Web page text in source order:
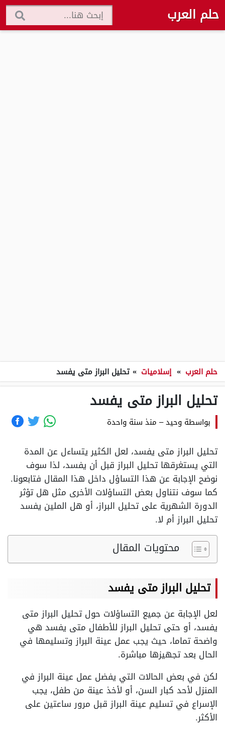
حلم العرب
حلم العرب » إسلاميات » تحليل البراز متى يفسد
تحليل البراز متى يفسد
بواسطة وحيد– منذ سنة واحدة
تحليل البراز متى يفسد، لعل الكثير يتساءل عن المدة
التي يستغرقها تحليل البراز قبل أن يفسد، لذا سوف
نوضح الإجابة عن هذا التساؤل داخل هذا المقال فتابعونا.
كما سوف نتناول بعض التساؤلات الأخرى مثل هل تؤثر
الدورة الشهرية على تحليل البراز، أو هل الملين يفسد
تحليل البراز أم لا.
محتويات المقال
تحليل البراز متى يفسد
لعل الإجابة عن جميع التساؤلات حول تحليل البراز متى
يفسد، أو حتى تحليل البراز للأطفال متى يفسد هي
واضحة تماما، حيث يجب عمل عينة البراز وتسليمها في
الحال بعد تجهيزها مباشرة.
لكن في بعض الحالات التي يفضل عمل عينة البراز في
المنزل لأحد كبار السن، أو لأخذ عينة من طفل، يجب
الإسراع في تسليم عينة البراز قبل مرور ساعتين على
الأكثر.